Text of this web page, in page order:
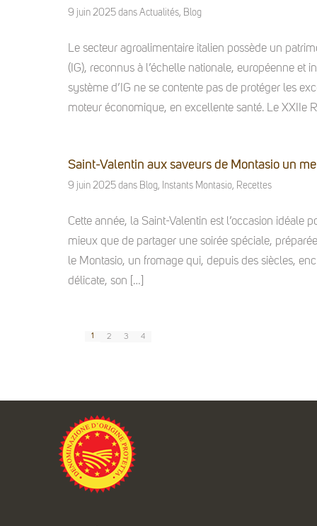
9 juin 2025 dans Actualités, Blog
Le secteur agroalimentaire italien possède un
(IG), reconnus à l’échelle nationale, européenne et
système d’IG ne se contente pas de protéger les
moteur économique, en excellente santé. Le XXIIe
Saint-Valentin aux saveurs de Montasio un
9 juin 2025 dans Blog, Instants Montasio, Recettes
Cette année, la Saint-Valentin est l’occasion idéale
mieux que de partager une soirée spéciale,
le Montasio, un fromage qui, depuis des siècles,
délicate, son […]
1 2 3 4